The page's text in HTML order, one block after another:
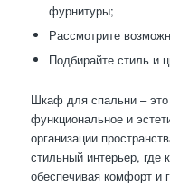
фурнитуры;
Рассмотрите
Подбирайте стиль и
Шкаф для спальни –
функциональное и
организации
стильный интерьер,
обеспечивая комфорт и